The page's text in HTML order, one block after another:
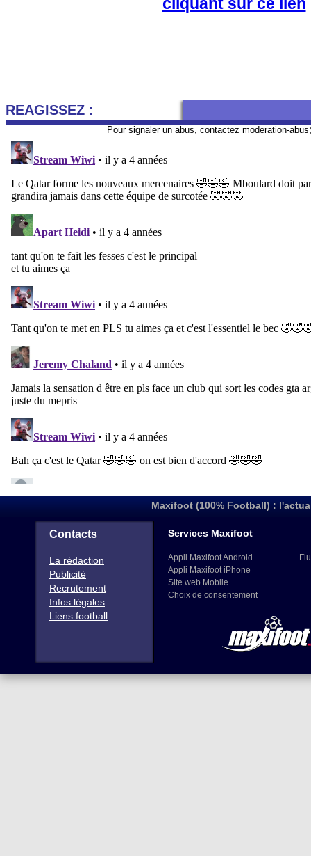
REAGISSEZ :
Pour signaler un abus, contactez moderation-
Maxifoot (100% Football) :
Contacts
La rédaction
Publicité
Recrutement
Infos légales
Liens football
Services Maxifoot
Appli Maxifoot Android
Appli Maxifoot iPhone
Site web Mobile
Choix de consentement